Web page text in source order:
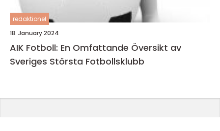
redaktionel
18. January 2024
AIK Fotboll: En Omfattande Översikt av
Sveriges Största Fotbollsklubb